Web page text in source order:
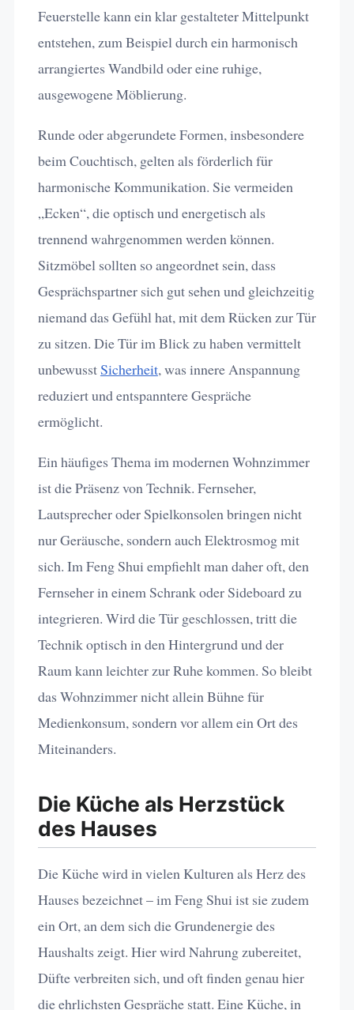
Feuerstelle kann ein klar gestalteter Mittelpunkt
entstehen, zum Beispiel durch ein harmonisch
arrangiertes Wandbild oder eine ruhige,
ausgewogene Möblierung.
Runde oder abgerundete Formen, insbesondere
beim Couchtisch, gelten als förderlich für
harmonische Kommunikation. Sie vermeiden
„Ecken“, die optisch und energetisch als
trennend wahrgenommen werden können.
Sitzmöbel sollten so angeordnet sein, dass
Gesprächspartner sich gut sehen und gleichzeitig
niemand das Gefühl hat, mit dem Rücken zur Tür
zu sitzen. Die Tür im Blick zu haben vermittelt
unbewusstSicherheit, was innere Anspannung
reduziert und entspanntere Gespräche
ermöglicht.
Ein häufiges Thema im modernen Wohnzimmer
ist die Präsenz von Technik. Fernseher,
Lautsprecher oder Spielkonsolen bringen nicht
nur Geräusche, sondern auch Elektrosmog mit
sich. Im Feng Shui empfiehlt man daher oft, den
Fernseher in einem Schrank oder Sideboard zu
integrieren. Wird die Tür geschlossen, tritt die
Technik optisch in den Hintergrund und der
Raum kann leichter zur Ruhe kommen. So bleibt
das Wohnzimmer nicht allein Bühne für
Medienkonsum, sondern vor allem ein Ort des
Miteinanders.
Die Küche als Herzstück
des Hauses
Die Küche wird in vielen Kulturen als Herz des
Hauses bezeichnet – im Feng Shui ist sie zudem
ein Ort, an dem sich die Grundenergie des
Haushalts zeigt. Hier wird Nahrung zubereitet,
Düfte verbreiten sich, und oft finden genau hier
die ehrlichsten Gespräche statt. Eine Küche, in